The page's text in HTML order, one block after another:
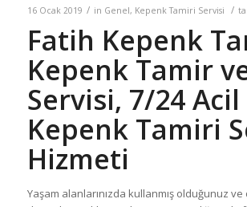
16 Ocak 2019 / in Genel, Kepenk Tamiri Servisi /
Fatih Kepenk
Kepenk Tamir
Servisi, 7/24 Acil
Kepenk Tamiri
Hizmeti
Yaşam alanlarınızda kullanmış olduğunuz ve